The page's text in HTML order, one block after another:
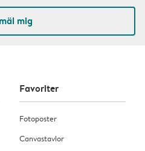
mig
Favoriter
Fotoposter
Canvastavlor